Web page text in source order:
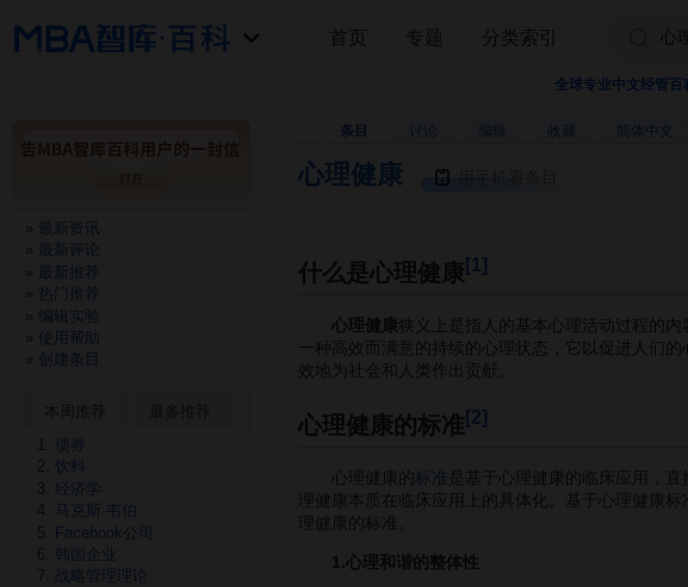
全球专业中文经管百
条目 收藏
心理健康
什么是心理健康[1]
心理健康 狭义上是指人的基本心理活动过程的内
一种高效而满意的持续的心理状态，它以促进人们
效地为社会和人类作出贡献。
心理健康的标准[2]
心理健康的 标准 是基于心理健康的临床应用，直
理健康本质在临床应用上的具体化。基于心理健康
理健康的标准。
1.心理和谐的整体性
首页 专题 分类索引
最新资讯
最新评论
最新推荐
热门推荐
编辑实验
使用帮助
创建条目
债券
饮料
经济学
马克斯·韦伯
Facebook公司
韩国企业
战略管理理论